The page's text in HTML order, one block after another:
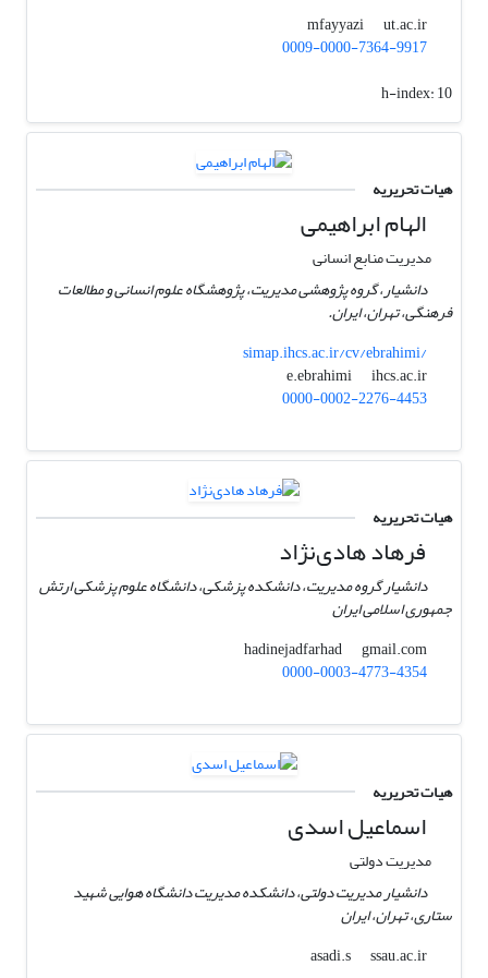
mfayyazi
ut.ac.ir
0009-0000-7364-9917
h-index:10
هیات تحریریه
الهام ابراهیمی
مدیریت منابع انسانی
دانشیار، گروه پژوهشی مدیریت، پژوهشگاه علوم انسانی و مطالعات
فرهنگی، تهران، ایران.
simap.ihcs.ac.ir/cv/ebrahimi/
e.ebrahimi
ihcs.ac.ir
0000-0002-2276-4453
هیات تحریریه
فرهاد هادی‌نژاد
دانشیار گروه مدیریت، دانشکده پزشکی، دانشگاه علوم پزشکی ارتش
جمهوری اسلامی ایران
hadinejadfarhad
gmail.com
0000-0003-4773-4354
هیات تحریریه
اسماعیل اسدی
مدیریت دولتی
دانشیار مدیریت دولتی، دانشکده مدیریت دانشگاه هوایی شهید
ستاری، تهران، ایران
asadi.s
ssau.ac.ir